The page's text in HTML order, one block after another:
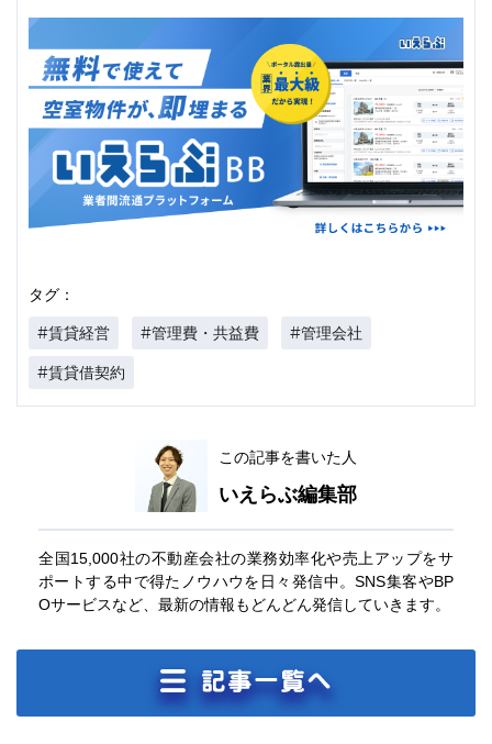
タグ：
#賃貸経営 #管理費・共益費
#管理会社
#賃貸借契約
この記事を書いた人
いえらぶ編集部
全国15,000社の不動産会社の業務効率化や売上アップをサ
ポートする中で得たノウハウを日々発信中。SNS集客やBP
Oサービスなど、最新の情報もどんどん発信していきます。